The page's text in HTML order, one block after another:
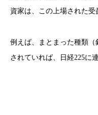
資家は、この上場された受
例えば、まとまった種類
されていれば、日経225に